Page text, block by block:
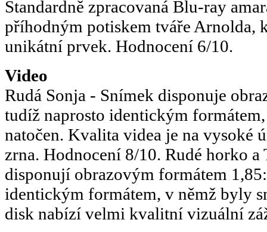
Standardně zpracovaná Blu-ray
příhodným potiskem tváře Arnolda,
unikátní prvek. Hodnocení 6/10.
Video
Rudá Sonja - Snímek disponuje
tudíž naprosto identickým
natočen. Kvalita videa je na vysoké
zrna. Hodnocení 8/10. Rudé horko
disponují obrazovým formátem
identickým formátem, v němž byly
disk nabízí velmi kvalitní vizuální